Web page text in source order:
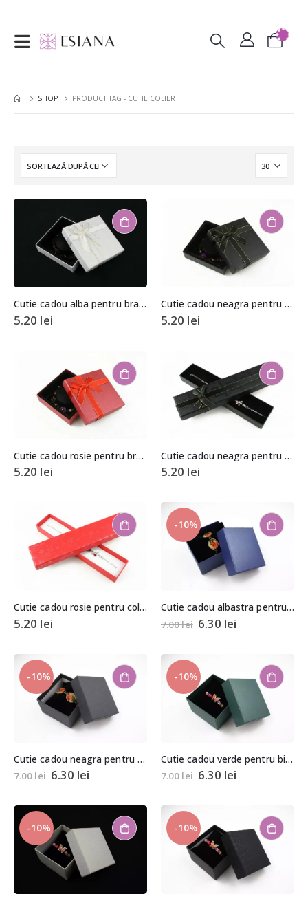
SHOP PRODUCT TAG - CUTIE COLIER
Cutie cadou alba pentru bratara sau ceas 2,5×8,5×8,5cm
5.20 lei
Cutie cadou neagra pentru bratara sau ceas 2,5×8,5×8,5cm
5.20 lei
Cutie cadou rosie pentru bratara sau ceas 2,5×8,5×8,5cm
5.20 lei
Cutie cadou neagra pentru colier, bratara sau ceas 2x4x20cm
5.20 lei
Cutie cadou rosie pentru colier, bratara sau ceas 2x4x20cm
5.20 lei
-10%
Cutie cadou albastra pentru bijuterii cu pernita 5,5x8x8,5cm
7.00lei 6.30 lei
-10%
Cutie cadou neagra pentru bijuterii cu pernita 5,5x8x8,5cm
7.00lei 6.30 lei
-10%
Cutie cadou verde pentru bijuterii cu pernita 5,5x8x8,5cm
7.00lei 6.30 lei
-10% -10%